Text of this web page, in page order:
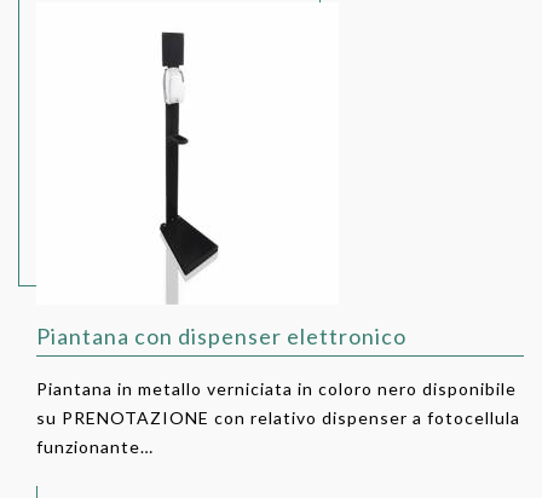
Piantana con dispenser elettronico
Piantana in metallo verniciata in coloro nero disponibile
su PRENOTAZIONE con relativo dispenser a fotocellula
funzionante…